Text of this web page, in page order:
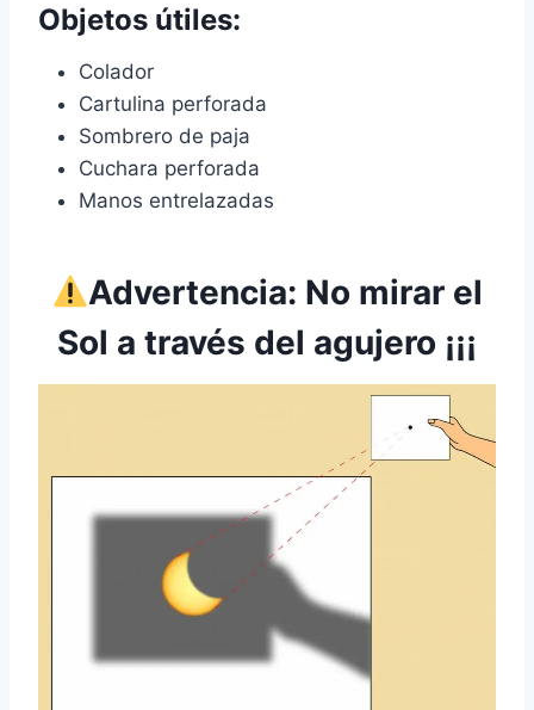
Objetos útiles:
Colador
Cartulina perforada
Sombrero de paja
Cuchara perforada
Manos entrelazadas
Advertencia: No mirar el
Sol a través del agujero ¡¡¡